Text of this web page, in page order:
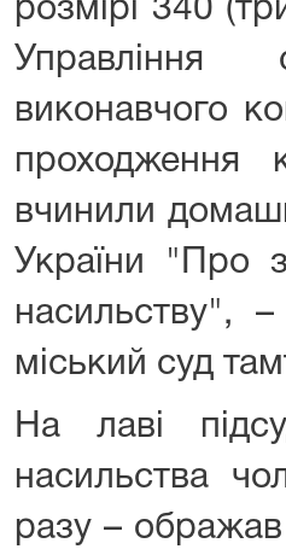
розмірі 340
Управління
виконавчого
проходження
вчинили
України "Про
насильству",
міський суд
На лаві
насильства
разу –